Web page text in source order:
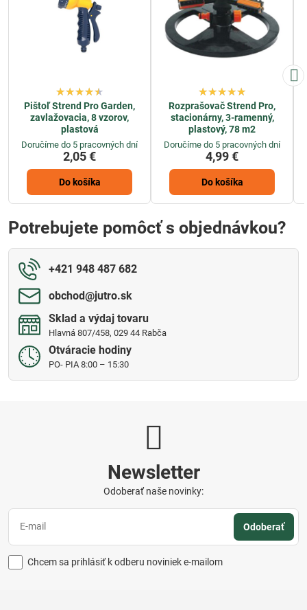
Pištoľ Strend Pro Garden,
zavlažovacia, 8 vzorov,
plastová
Doručíme do 5 pracovných dní
2,05 €
Do košíka
Rozprašovač Strend Pro,
stacionárny, 3-ramenný,
plastový, 78 m2
Doručíme do 5 pracovných dní
4,99 €
Do košíka
Potrebujete pomôcť s objednávkou?
+421 948 487 682
obchod​@jutro​.sk
Sklad a výdaj tovaru
Hlavná 807/458, 029 44 Rabča
Otváracie hodiny
PO- PIA 8:00 – 15:30
Newsletter
Odoberať naše novinky:
Odoberať
Chcem sa prihlásiť k odberu noviniek e-mailom